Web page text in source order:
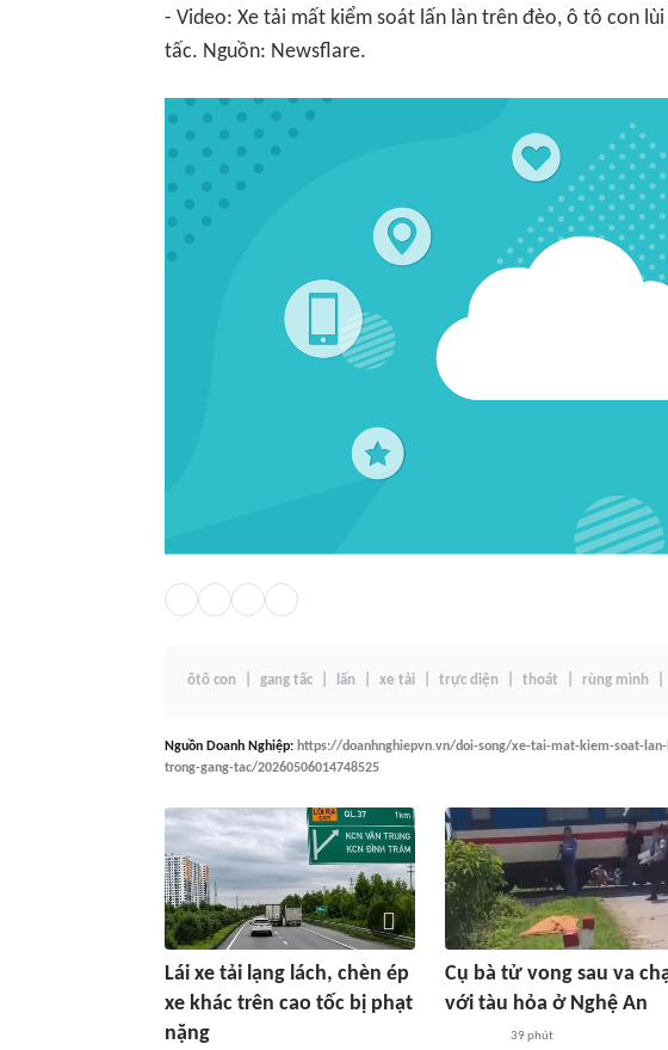
- Video: Xe tải mất kiểm soát lấn làn trên đèo, ô tô con
tấc. Nguồn: Newsflare.
ôtô con gang tấc lấn xe tải trực diện thoát rùng mình
Nguồn Doanh Nghiệp: https://doanhnghiepvn.vn/doi-song/xe-tai-mat-kiem-soat-
trong-gang-tac/20260506014748525
Lái xe tải lạng lách, chèn ép
xe khác trên cao tốc bị phạt
nặng
Cụ bà tử vong sau va
với tàu hỏa ở Nghệ An
39 phút